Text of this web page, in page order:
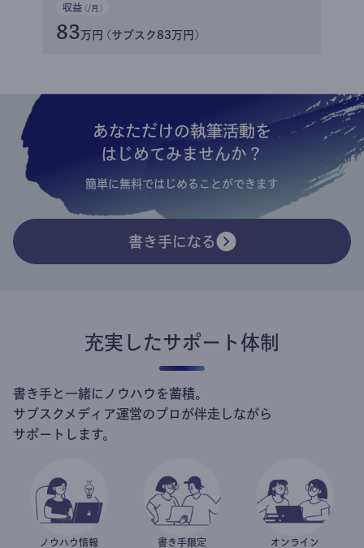
収益 (/月)
83万円 (サブスク83万円)
あなただけの執筆活動を
はじめてみませんか？
簡単に無料ではじめることができます
書き手になる
充実したサポート体制
書き手と一緒にノウハウを蓄積。
サブスクメディア運営のプロが伴走しながら
サポートします。
ノウハウ情報
書き手限定
オンライン